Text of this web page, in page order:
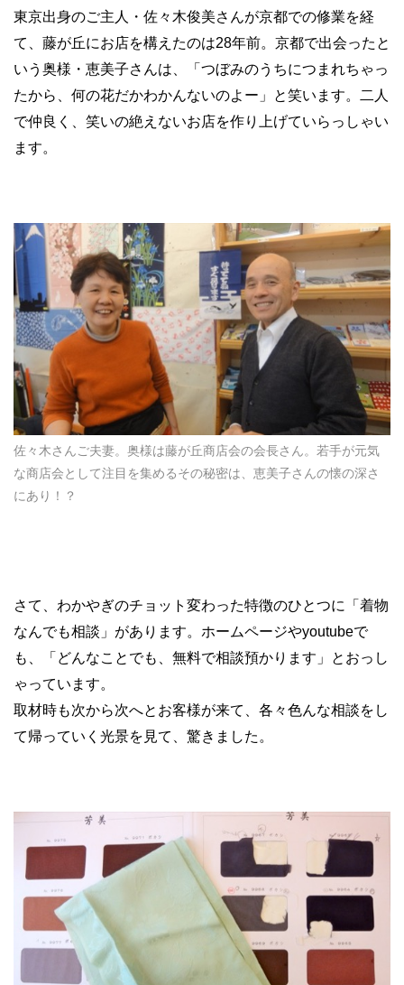
東京出身のご主人・佐々木俊美さんが京都での修業を経
て、藤が丘にお店を構えたのは28年前。京都で出会ったと
いう奥様・恵美子さんは、「つぼみのうちにつまれちゃっ
たから、何の花だかわかんないのよー」と笑います。二人
で仲良く、笑いの絶えないお店を作り上げていらっしゃい
ます。
佐々木さんご夫妻。奥様は藤が丘商店会の会長さん。若手が元気
な商店会として注目を集めるその秘密は、恵美子さんの懐の深さ
にあり！？
さて、わかやぎのチョット変わった特徴のひとつに「着物
なんでも相談」があります。ホームページやyoutubeで
も、「どんなことでも、無料で相談預かります」とおっし
ゃっています。
取材時も次から次へとお客様が来て、各々色んな相談をし
て帰っていく光景を見て、驚きました。